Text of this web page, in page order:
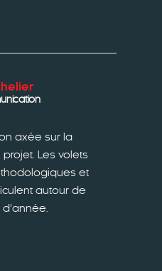
axée sur la
Les volets
et
autour de